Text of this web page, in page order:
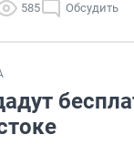
585 Обсудить